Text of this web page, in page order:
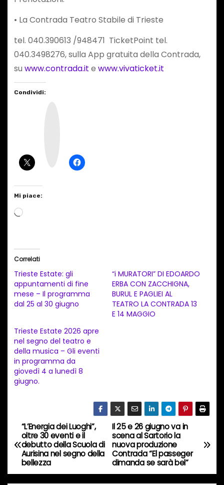
• La Contrada Teatro Stabile di Trieste
tel. 040.390613 /948471 TicketPoint tel.
040.3498276, sulla App gratuita della Contrada,
su www.contrada.it e www.vivaticket.it
Condividi:
Mi piace:
C
a
m
e
t
o
i
n
r
s
o
…
Correlati
Trieste Estate: gli
appuntamenti di fine
mese – Il programma
dal 25 al 30 giugno
“i MURATORI” DI EDOARDO
ERBA CON ZACCHIGNA,
BURUL E PAGLIEI AL
TEATRO LA CONTRADA 13
E 14 MAGGIO
Trieste Estate 2026 apre
nel segno del teatro e
della musica – Gli eventi
in programma da
giovedì 4 a lunedì 8
giugno.
N
a
v
Il 25 e 26 giugno va in
scena al Sartorio la
nuova produzione
Contrada “El passeger
dimanda se sarà bel”
“L’Energia dei Luoghi”,
oltre 30 eventi e il
debutto della Scuola di
Aurisina nel segno della
bellezza